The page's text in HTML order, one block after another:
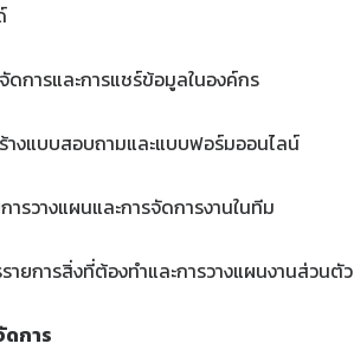
การและการแชร์ข้อมูลในองค์กร
างแบบสอบถามและแบบฟอร์มออนไลน์
รวางแผนและการจัดการงานในทีม
ยการสิ่งที่ต้องทำและการวางแผนงานส่วนตัว
การ